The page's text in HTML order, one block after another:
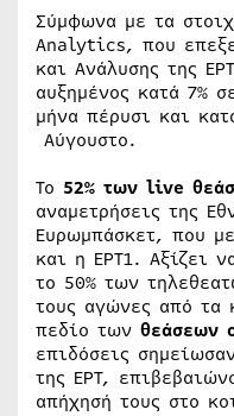
Σύμφωνα με τα
Analytics, που
και Ανάλυσης της
αυξημένος κατά 7%
μήνα πέρυσι και
Αύγουστο.
Το 52% των live
αναμετρήσεις της
Ευρωμπάσκετ, που
και η ΕΡΤ1. Αξίζει
το 50% των
τους αγώνες από τα
πεδίο των θεάσεων
επιδόσεις
της ΕΡΤ,
απήχησή τους στο